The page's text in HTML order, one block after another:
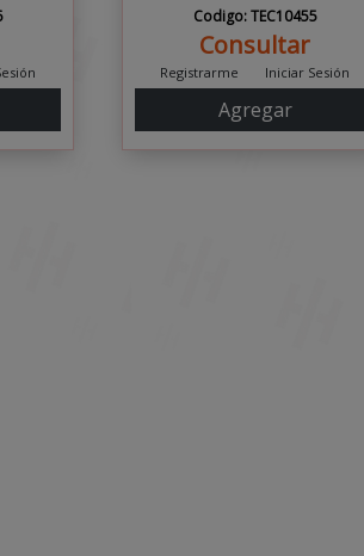
Codigo: TEC10455
Consultar
Registrarme Iniciar Sesión
Agregar